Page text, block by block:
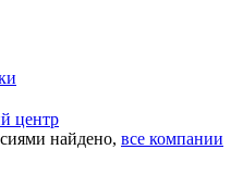
центр
найдено, все компании